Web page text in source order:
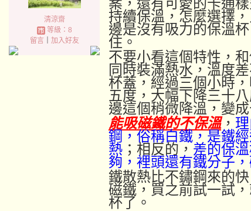
清涼齋
等級：8
留言｜ 加入好友
案，還有可愛的卡通
持續保溫，怎麼選擇
邊是沒有吸力的保溫
住。
不要小看這個特性，
同時裝滿熱水，溫度
杯蓋，經過三個小時
五度，大幅下降三十
邊這個稍微降溫，變成
能吸磁鐵的不保溫，
鋼，俗稱白鐵，是鐵
熱 ；相反的， 差的保
夠，裡頭還有鐵分子
鐵散熱比不鏽鋼來的
磁鐵，買之前試一試
杯了。